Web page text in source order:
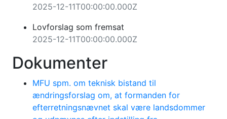
2025-12-11T00:00:00.000Z
Lovforslag som fremsat
2025-12-11T00:00:00.000Z
Dokumenter
MFU spm. om teknisk bistand til
ændringsforslag om, at formanden for
efterretningsnævnet skal være landsdommer